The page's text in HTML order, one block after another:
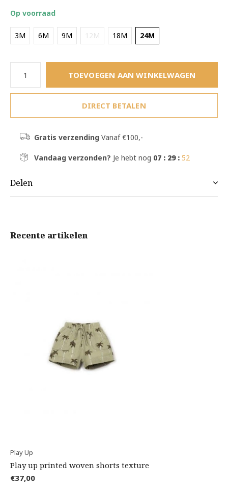
Op voorraad
3M 6M 9M 12M 18M 24M
TOEVOEGEN AAN WINKELWAGEN
DIRECT BETALEN
Gratis verzendingVanaf €100,-
Vandaag verzonden? Je hebt nog 07 : 29 : 52
Delen
Recente artikelen
Play Up
Play up printed woven shorts texture
€37,00